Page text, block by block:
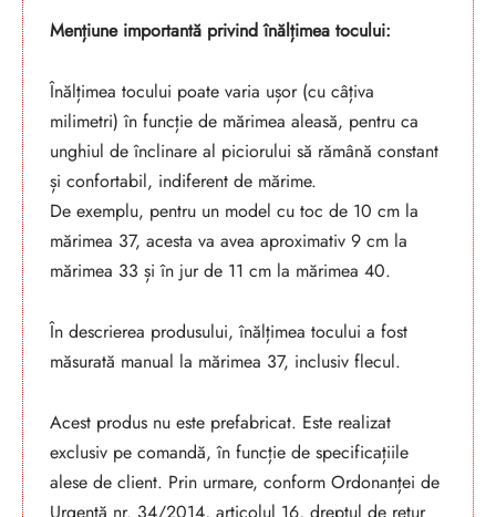
Mențiune importantă privind înălțimea tocului:
Înălțimea tocului poate varia ușor (cu câțiva
milimetri) în funcție de mărimea aleasă, pentru ca
unghiul de înclinare al piciorului să rămână constant
și confortabil, indiferent de mărime.
De exemplu, pentru un model cu toc de 10 cm la
mărimea 37, acesta va avea aproximativ 9 cm la
mărimea 33 și în jur de 11 cm la mărimea 40.
În descrierea produsului, înălțimea tocului a fost
măsurată manual la mărimea 37, inclusiv flecul.
Acest produs nu este prefabricat. Este realizat
exclusiv pe comandă, în funcție de specificațiile
alese de client. Prin urmare, conform Ordonanței de